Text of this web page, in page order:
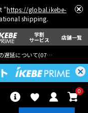
"https://global.ikebe-
shipping.
学割
サービス 店舗一覧
遅延について(07月29日
0